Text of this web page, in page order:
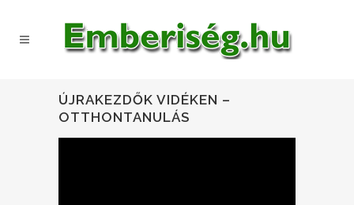
ÚJRAKEZDŐK VIDÉKEN –
OTTHONTANULÁS